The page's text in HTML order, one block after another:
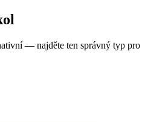
— najděte ten správný typ pro